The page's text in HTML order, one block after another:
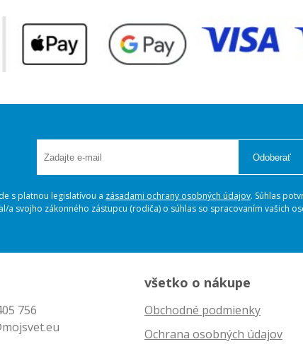
Odoberať
s platnou legislatívou a zásadami ochrany osobných údajov. Súhlas
svojho zákonného zástupcu (rodiča) o súhlas so spracovaním vašich
756
všetko o nákupe
Obchodné podmienky
Ochrana osobných údajov